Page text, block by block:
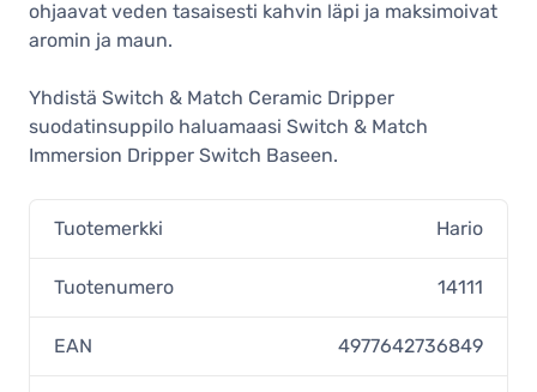
02, öljynvihreä
Hario V60 Switch & Match
keraaminen suodatinsuppilo koko
02, mattamusta
ohjaavat veden tasaisesti kahvin läpi ja maksimoivat
aromin ja maun.
Yhdistä Switch & Match Ceramic Dripper
suodatinsuppilo haluamaasi Switch & Match
Immersion Dripper Switch Baseen.
Tuotemerkki Hario
Tuotenumero 14111
EAN 4977642736849